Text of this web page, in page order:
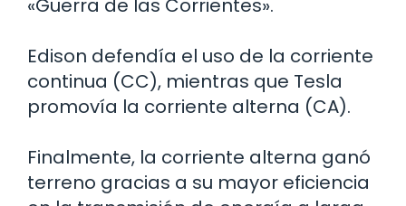
«Guerra de las Corrientes».
Edison defendía el uso de la corriente
continua (CC), mientras que Tesla
promovía la corriente alterna (CA).
Finalmente, la corriente alterna ganó
terreno gracias a su mayor eficiencia